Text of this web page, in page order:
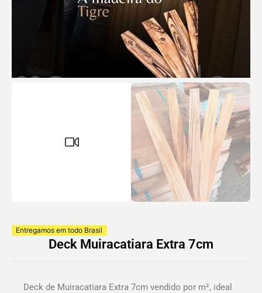
Entregamos em todo Brasil
Deck Muiracatiara Extra 7cm
Deck de Muiracatiara Extra 7cm vendido por m², ideal